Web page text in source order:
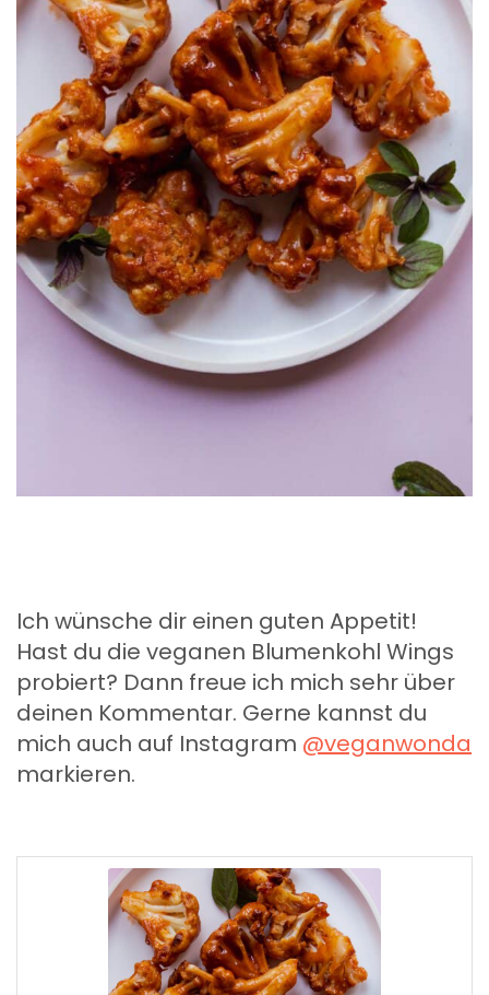
Ich wünsche dir einen guten Appetit!
Hast du die veganen Blumenkohl Wings
probiert? Dann freue ich mich sehr über
deinen Kommentar. Gerne kannst du
mich auch auf Instagram @veganwonda
markieren.